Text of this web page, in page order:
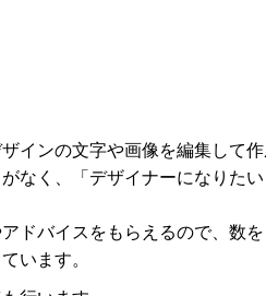
インの文字や画像を編集して
なく、「デザイナーになりた
ドバイスをもらえるので、数
います。